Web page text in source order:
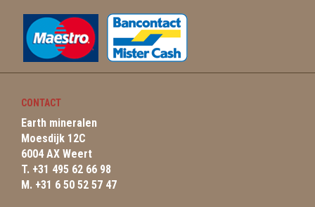
CONTACT
Earth mineralen
Moesdijk 12C
6004 AX Weert
T. +31 495 62 66 98
M. +31 6 50 52 57 47